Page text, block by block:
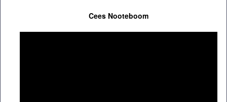
Cees Nooteboom